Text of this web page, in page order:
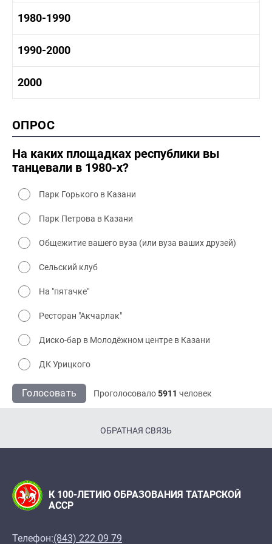
1960-1970 промышленность
1960-1970 культура
1970-1980 история
1970-1980 культура
1970 - 1980 быт
1980-1990
1980 -1990 история
1980-1990 культура
1990-2000
1990-2000 культура
2000
2000 промышленность
2000 культура
ОПРОС
На каких площадках республики вы
танцевали в 1980-х?
Парк Горького в Казани
Парк Петрова в Казани
Общежитие вашего вуза (или вуза ваших друзей)
Сельский клуб
На "пятачке"
Ресторан "Акчарлак"
Диско-бар в Молодёжном центре в Казани
ДК Урицкого
Голосовать Проголосовало5911 человек
ОБРАТНАЯ СВЯЗЬ
К 100-ЛЕТИЮ ОБРАЗОВАНИЯ ТАТАРСКОЙ
АССР
Телефон:(843) 222 09 79